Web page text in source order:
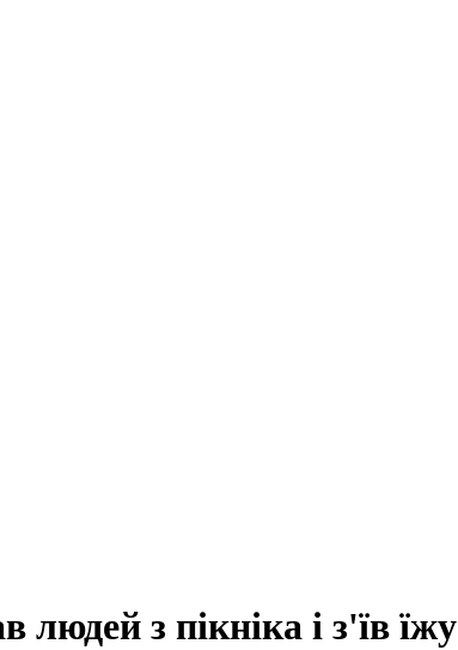
людей з пікніка і з'їв їжу